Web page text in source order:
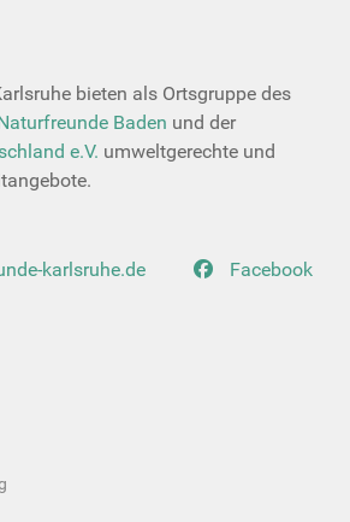
bieten als Ortsgruppe des
Baden und der
e.V. umweltgerechte und
karlsruhe.de Facebook